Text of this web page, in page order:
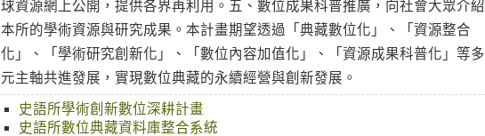
球資源網上公開，提供各界再利用。五、數位成果科普推廣，向社會大眾介紹
本所的學術資源與研究成果。本計畫期望透過「典藏數位化」、「資源整合
化」、「學術研究創新化」、「數位內容加值化」、「資源成果科普化」等多
元主軸共進發展，實現數位典藏的永續經營與創新發展。
史語所學術創新數位深耕計畫
史語所數位典藏資料庫整合系統